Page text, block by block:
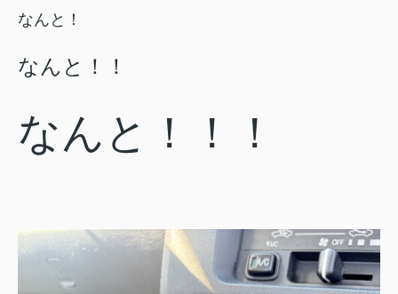
なんと！
なんと！！
なんと！！！